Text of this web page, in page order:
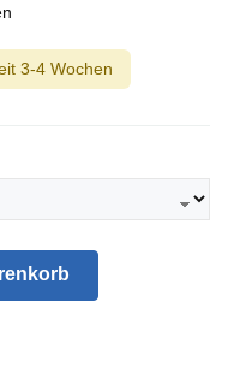
3-4 Wochen
Wert ein oder benutze die